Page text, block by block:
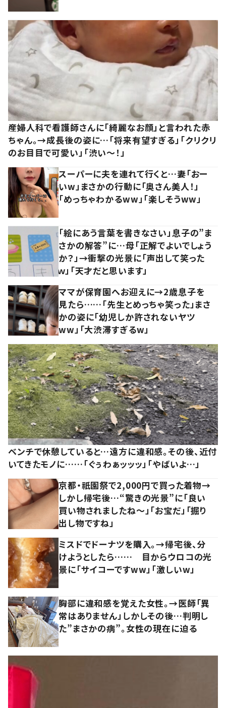
産婦人科で看護師さんに「綺麗なお顔」と言われた赤
ちゃん。→成長後の姿に…「将来有望すぎる」「クリクリ
のお目目で可愛い」「渋い～！」
スーパーに夫を連れて行くと…妻「おー
いw」まさかの行動に「奥さん美人！」
「めっちゃわかるww」「楽しそうww」
「絵にあう言葉を書きなさい」息子の”ま
さかの解答”に…母「正解でよいでしょう
か？」→衝撃の光景に「声出して笑った
ｗ」「天才だと思います」
ママが保育園へお迎えに→2歳息子を
見たら……「先生とめっちゃ笑った」まさ
かの姿に「幼児しか許されないヤツ
ww」「大渋滞すぎるw」
ベンチで休憩していると…遠方に違和感。その後、近付
いてきたモノに……「ぐぅわぁッッッ」「やばいよ…」
京都・祇園祭で2,000円で買った着物→
しかし帰宅後…“驚きの光景”に「良い
買い物されましたね～」「お宝だ」「掘り
出し物ですね」
ミスドでドーナツを購入。→帰宅後、分
けようとしたら…… 目からウロコの光
景に「サイコーですww」「激しいw」
胸部に違和感を覚えた女性。→医師「異
常はありません」しかしその後…判明し
た”まさかの病”。女性の現在に迫る